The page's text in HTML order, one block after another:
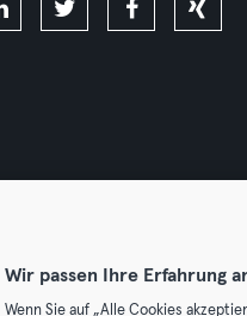
Wir passen Ihre Erfahrung
Wenn Sie auf „Alle Cookies